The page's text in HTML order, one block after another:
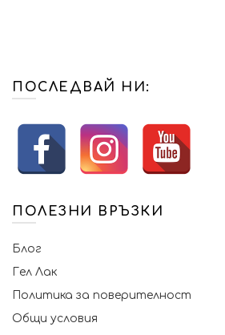
ПОСЛЕДВАЙ НИ:
ПОЛЕЗНИ ВРЪЗКИ
Блог
Гел Лак
Политика за поверителност
Общи условия